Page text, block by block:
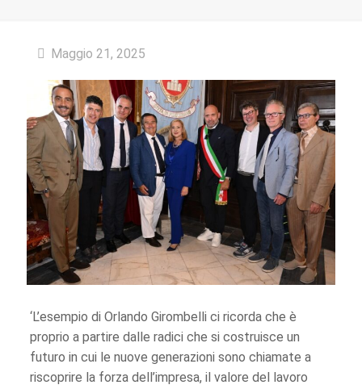
Maggio 21, 2025
‘L’esempio di Orlando Girombelli ci ricorda che è
proprio a partire dalle radici che si costruisce un
futuro in cui le nuove generazioni sono chiamate a
riscoprire la forza dell’impresa, il valore del lavoro